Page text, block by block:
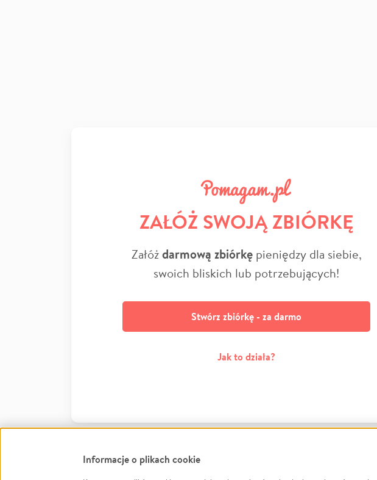
ZAŁÓŻ SWOJĄ ZBIÓRKĘ
Załóżdarmową zbiórkępieniędzy dla siebie,
swoich bliskich lub potrzebujących!
Stwórz zbiórkę - za darmo
Jak to działa?
Informacje o plikach cookie